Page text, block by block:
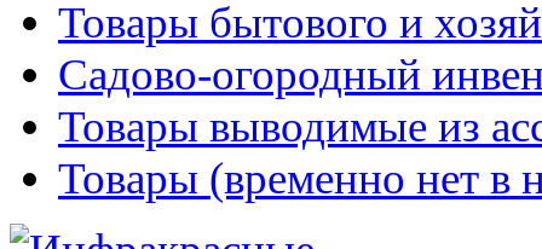
Товары бытового и
Садово-огородный
Товары выводимые из
Товары (временно нет в